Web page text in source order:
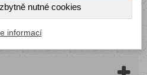
nutné cookies
informací